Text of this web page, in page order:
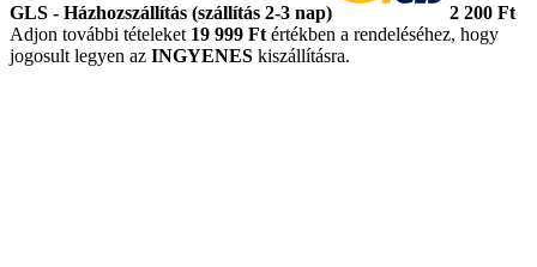
GLS - Házhozszállítás (szállítás 2-3 nap)
2 200 Ft
Adjon további tételeket 19 999 Ft értékben a rendeléséhez, hogy
jogosult legyen az INGYENES kiszállításra.